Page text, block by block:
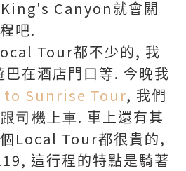
King's Canyon 就會關
吧.
Tour都不少的, 我
巴在酒店門口等. 今晚我
to Sunrise Tour, 我們
司機上車. 車上還有其
Local Tour都很貴的,
這行程的特點是騎著